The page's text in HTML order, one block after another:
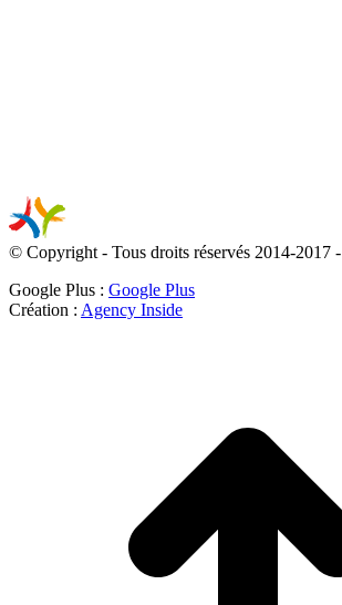
© Copyright - Tous droits réservés 2014-2017 -
Google Plus : Google Plus
Création : Agency Inside